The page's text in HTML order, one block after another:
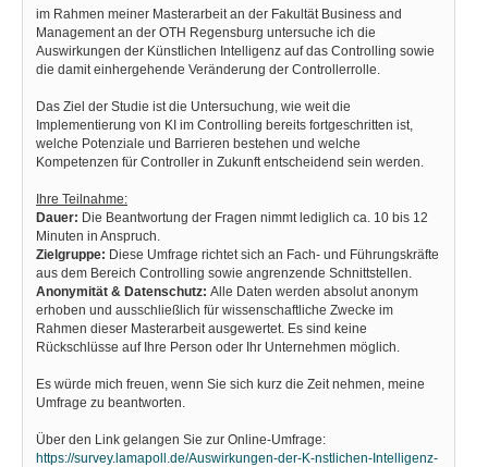
im Rahmen meiner Masterarbeit an der Fakultät Business and
Management an der OTH Regensburg untersuche ich die
Auswirkungen der Künstlichen Intelligenz auf das Controlling sowie
die damit einhergehende Veränderung der Controllerrolle.
Das Ziel der Studie ist die Untersuchung, wie weit die
Implementierung von KI im Controlling bereits fortgeschritten ist,
welche Potenziale und Barrieren bestehen und welche
Kompetenzen für Controller in Zukunft entscheidend sein werden.
Ihre Teilnahme:
Dauer: Die Beantwortung der Fragen nimmt lediglich ca. 10 bis 12
Minuten in Anspruch.
Zielgruppe: Diese Umfrage richtet sich an Fach- und Führungskräfte
aus dem Bereich Controlling sowie angrenzende Schnittstellen.
Anonymität & Datenschutz: Alle Daten werden absolut anonym
erhoben und ausschließlich für wissenschaftliche Zwecke im
Rahmen dieser Masterarbeit ausgewertet. Es sind keine
Rückschlüsse auf Ihre Person oder Ihr Unternehmen möglich.
Es würde mich freuen, wenn Sie sich kurz die Zeit nehmen, meine
Umfrage zu beantworten.
Über den Link gelangen Sie zur Online-Umfrage:
https://survey.lamapoll.de/Auswirkungen-der-K-nstlichen-Intelligenz-